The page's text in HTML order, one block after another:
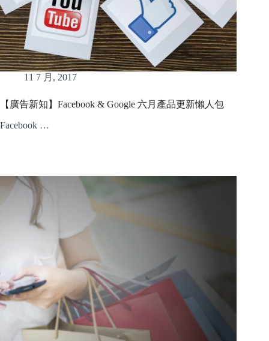
11 7 月, 2017
【廣告新知】Facebook & Google 六月產品更新懶人包
Facebook …